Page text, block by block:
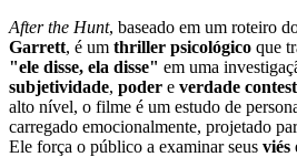
After the Hunt, baseado em um roteiro
Garrett, é um thriller psicológico que
"ele disse, ela disse" em uma
subjetividade, poder e verdade
alto nível, o filme é um estudo de
carregado emocionalmente, projetado
Ele força o público a examinar seus viés